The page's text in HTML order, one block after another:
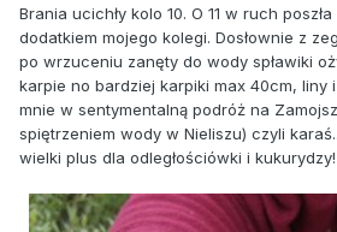
Brania ucichły kolo 10. O 11 w ruch
dodatkiem mojego kolegi. Dosłownie z
po wrzuceniu zanęty do wody spławiki
karpie no bardziej karpiki max 40cm, liny
mnie w sentymentalną podróż na
spiętrzeniem wody w Nieliszu) czyli
wielki plus dla odległościówki i kukurydzy!